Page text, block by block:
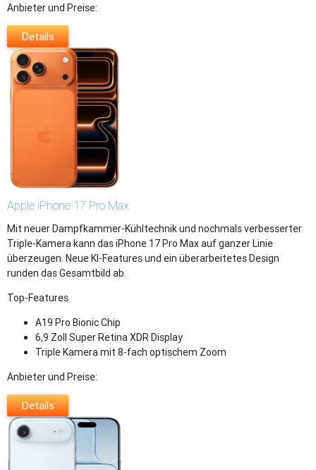
Anbieter und Preise:
Details
Apple iPhone 17 Pro Max
Mit neuer Dampfkammer-Kühltechnik und nochmals verbesserter
Triple-Kamera kann das iPhone 17 Pro Max auf ganzer Linie
überzeugen. Neue KI-Features und ein überarbeitetes Design
runden das Gesamtbild ab.
Top-Features
A19 Pro Bionic Chip
6,9 Zoll Super Retina XDR Display
Triple Kamera mit 8-fach optischem Zoom
Anbieter und Preise:
Details